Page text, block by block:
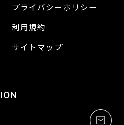
プライバシーポリシー
利用規約
サイトマップ